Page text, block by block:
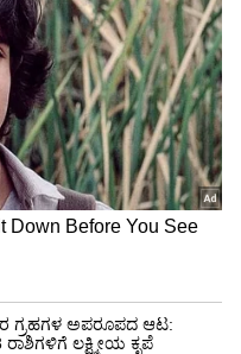
ವೀರಗಲ್ಲುಗಳು
ಹೋರಾಡಿ
ಅಥವಾ
ಬಿಟ್ಟ ವೀರರ ನೆನಪಿಗಾಗಿ
ಈ ವೀರಗಲ್ಲು
ಹೊಂದಿದೆ. ಯಾವುದೇ
ನಿಷ್ಠೆ ಮತ್ತು ಒಡೆಯನ
ನಡೆದು ಬಂದು
ಪ್ರಾಣತ್ಯಾಗ